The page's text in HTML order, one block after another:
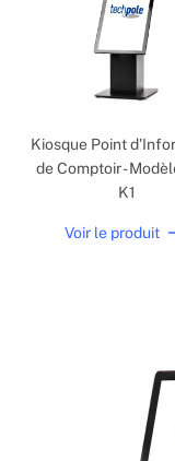
Kiosque Point
de Comptoir -
K1
Voir le produit